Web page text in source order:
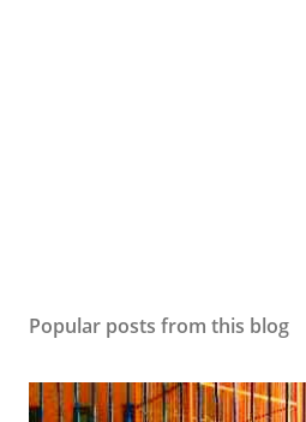
Popular posts from this blog